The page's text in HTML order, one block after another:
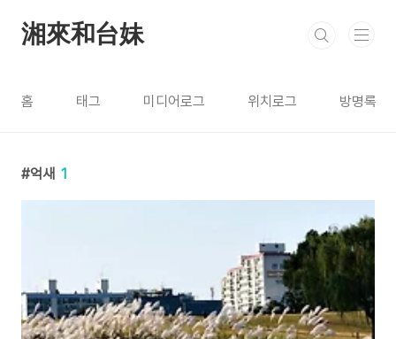
湘來和台妹
홈 태그 미디어로그 위치로그 방명록
억새 1